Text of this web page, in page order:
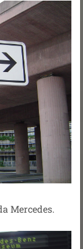
Mercedes.